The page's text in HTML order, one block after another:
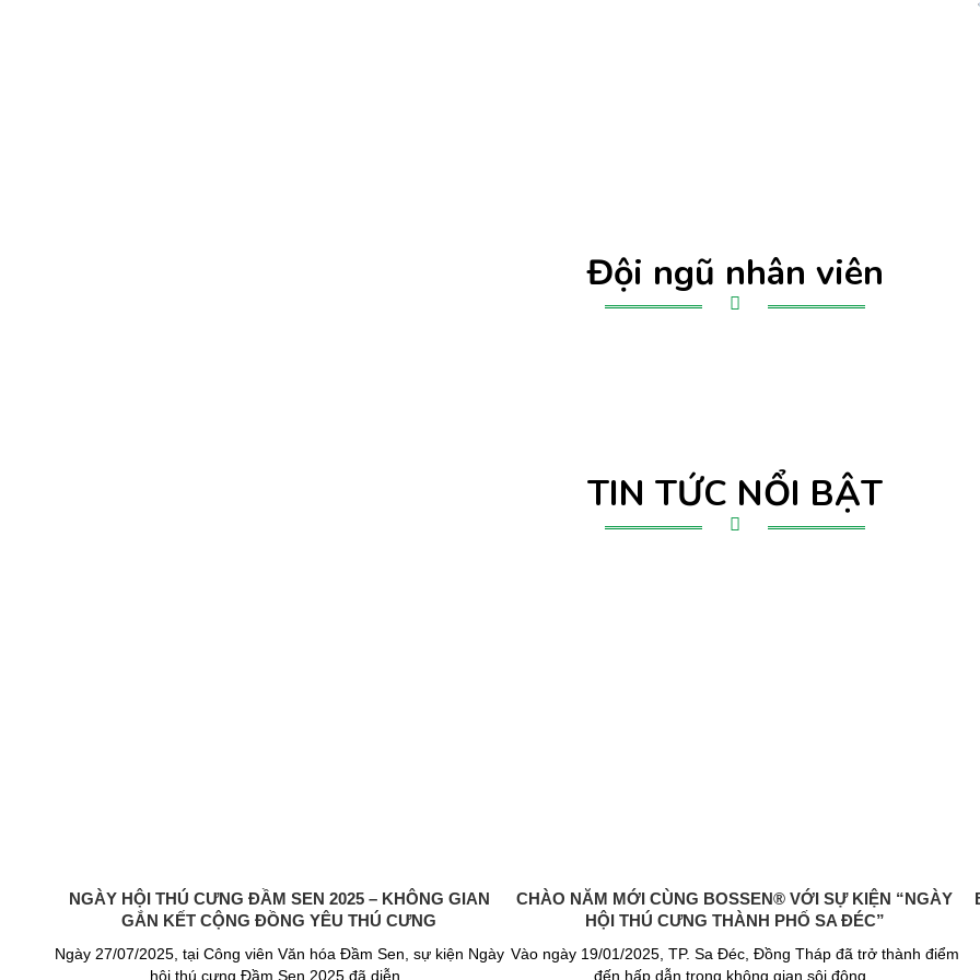
Đội ngũ nhân viên
TIN TỨC NỔI BẬT
NGÀY HỘI THÚ CƯNG ĐẦM SEN 2025 – KHÔNG GIAN
GẮN KẾT CỘNG ĐỒNG YÊU THÚ CƯNG
Ngày 27/07/2025, tại Công viên Văn hóa Đầm Sen, sự kiện Ngày
hội thú cưng Đầm Sen 2025 đã diễn..
CHÀO NĂM MỚI CÙNG BOSSEN® VỚI SỰ KIỆN “NGÀY
HỘI THÚ CƯNG THÀNH PHỐ SA ĐÉC”
Vào ngày 19/01/2025, TP. Sa Đéc, Đồng Tháp đã trở thành điểm
đến hấp dẫn trong không gian sôi động..